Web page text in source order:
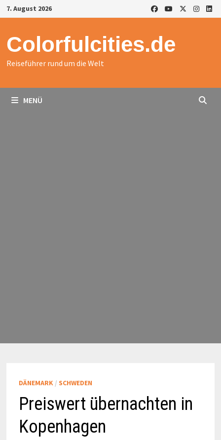
Zurück
zum
7. August 2026
Colorfulcities.de
Reiseführer rund um die Welt
MENÜ
DÄNEMARK/ SCHWEDEN
Preiswert übernachten in
Kopenhagen